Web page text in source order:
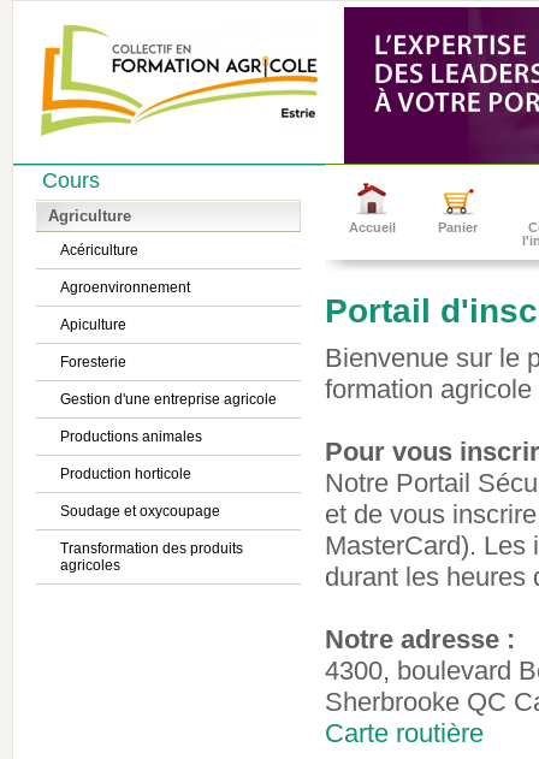
Cours
Agriculture
Acériculture
Agroenvironnement
Apiculture
Foresterie
Gestion d'une entreprise agricole
Productions animales
Production horticole
Soudage et oxycoupage
Transformation des produits
agricoles
Accueil Panier
Portail
Bienvenue sur le
formation
Pour vous
Notre Portail
et de vous
MasterCard). Les
durant les heures
Notre adresse :
4300, boulevard
Sherbrooke QC
Carte routière